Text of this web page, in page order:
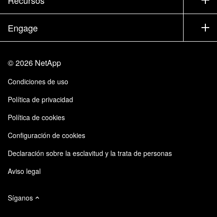
Executive Briefing
Productos de la A a la Z
Documentación
Comunidad
Aprendizaje
Partners
Trayectoria profesional
Centro de Confianza
Responsabilidad y sostenibilidad
Certificaciones de calidad
Instaclustr de NetApp
Sala de prensa
Eventos
Blog
Experiencia del cliente
Casos de clientes
Engage
Comentarios del sitio
Accesibilidad
Suscripciones de correo electrónico
©2026 NetApp
Condiciones de uso
Política de privacidad
Política de cookies
Configuración de cookies
Declaración sobre la esclavitud y la trata de personas
Aviso legal
Síganos